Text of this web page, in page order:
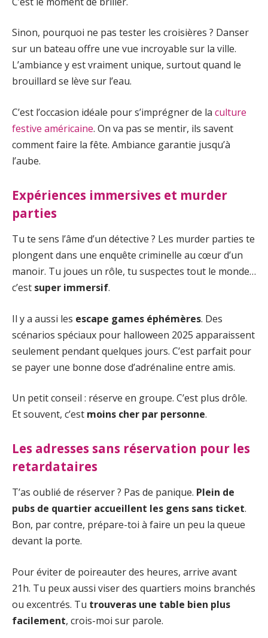
Sinon, pourquoi ne pas tester les croisières ? Danser
sur un bateau offre une vue incroyable sur la ville.
L’ambiance y est vraiment unique, surtout quand le
brouillard se lève sur l’eau.
C’est l’occasion idéale pour s’imprégner de la culture
festive américaine. On va pas se mentir, ils savent
comment faire la fête. Ambiance garantie jusqu’à
l’aube.
Expériences immersives et murder
parties
Tu te sens l’âme d’un détective ? Les murder parties te
plongent dans une enquête criminelle au cœur d’un
manoir. Tu joues un rôle, tu suspectes tout le monde…
c’est super immersif.
Il y a aussi les escape games éphémères. Des
scénarios spéciaux pour halloween 2025 apparaissent
seulement pendant quelques jours. C’est parfait pour
se payer une bonne dose d’adrénaline entre amis.
Un petit conseil : réserve en groupe. C’est plus drôle.
Et souvent, c’est moins cher par personne.
Les adresses sans réservation pour les
retardataires
T’as oublié de réserver ? Pas de panique. Plein de
pubs de quartier accueillent les gens sans ticket.
Bon, par contre, prépare-toi à faire un peu la queue
devant la porte.
Pour éviter de poireauter des heures, arrive avant
21h. Tu peux aussi viser des quartiers moins branchés
ou excentrés. Tu trouveras une table bien plus
facilement, crois-moi sur parole.